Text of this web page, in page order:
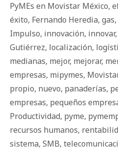
PyMEs en Movistar México,
éxito, Fernando Heredia, gas,
Impulso, innovación, innovar,
Gutiérrez, localización,
medianas, mejor, mejorar,
empresas, mipymes, Movistar
propio, nuevo, panaderías,
empresas, pequeños
Productividad, pyme,
recursos humanos,
sistema, SMB,